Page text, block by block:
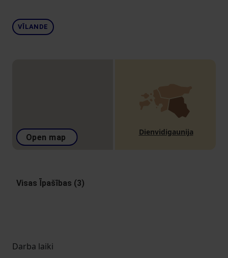
VĪLANDE
Open map
Dienvidigaunija
Visas Īpašības (3)
Darba laiki